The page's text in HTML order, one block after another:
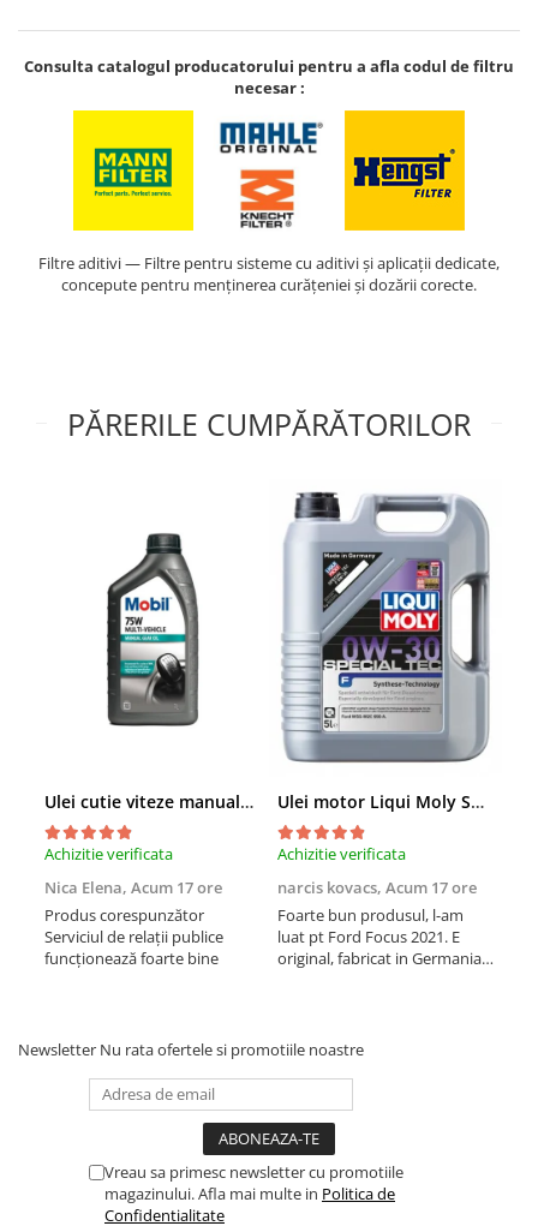
Busoane/inele etansare
Directie/stabilizare
Bielete antiruliu
Bielete directie
Cap de bara
Amortizor portbagaj/hayon
Pivot suspensie
Ambreiaj
■ Tavite auto portbagaj
■ Covorase/presuri auto
■ Becuri auto
■ Accesorii auto interior
■ Accesorii auto exterior
■ Siguranta auto
■ Electrice
■ Truse si scule de mana
■ Capace roti
■ Stergatoare auto
■ Produse sezoniere
■ Echipamente atelier
■ Scule si echipamente
Consulta catalogul producatorului pentru a afla codul de filtru
necesar :
Filtre aditivi — Filtre pentru sisteme cu aditivi și aplicații dedicate,
concepute pentru menținerea curățeniei și dozării corecte.
PĂRERILE CUMPĂRĂTORILOR
Ulei cutie viteze manuala Mobil Multi-Vehicle Manual Transmission Fluid 75W - 1 Litru
Achizitie verificata
Nica Elena, Acum 17 ore
Produs corespunzător
Serviciul de relații publice
funcționează foarte bine
Ulei motor Liqui Moly Special Tec F 0W30 - 5 Litri
Achizitie verificata
narcis kovacs, Acum 17 ore
Foarte bun produsul, l-am
luat pt Ford Focus 2021. E
original, fabricat in Germania.
reduceri).
Newsletter Nu rata ofertele si promotiile noastre
Vreau sa primesc newsletter cu promotiile
magazinului. Afla mai multe in Politica de
Confidentialitate